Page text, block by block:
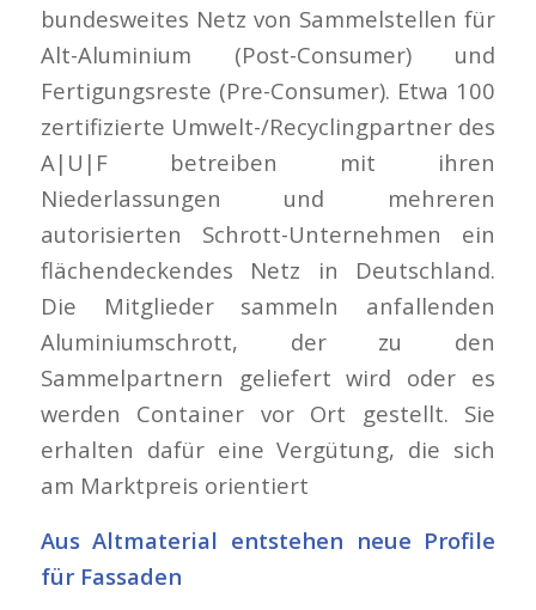
bundesweites Netz von Sammelstellen für
Alt-Aluminium (Post-Consumer) und
Fertigungsreste (Pre-Consumer). Etwa 100
zertifizierte Umwelt-/Recyclingpartner des
A|U|F betreiben mit ihren
Niederlassungen und mehreren
autorisierten Schrott-Unternehmen ein
flächendeckendes Netz in Deutschland.
Die Mitglieder sammeln anfallenden
Aluminiumschrott, der zu den
Sammelpartnern geliefert wird oder es
werden Container vor Ort gestellt. Sie
erhalten dafür eine Vergütung, die sich
am Marktpreis orientiert
Aus Altmaterial entstehen neue Profile
für Fassaden